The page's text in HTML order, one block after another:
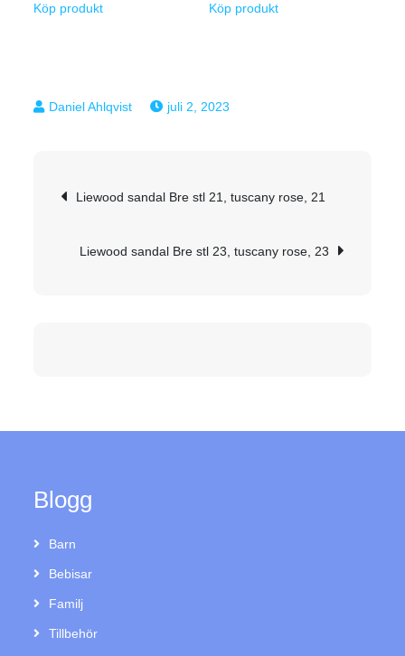
Köp produkt Köp produkt
juli 2, 2023
Inläggsnavigering
Liewood sandal Bre stl 21, tuscany rose, 21
Liewood sandal Bre stl 23, tuscany rose, 23
Blogg
Barn
Bebisar
Familj
Tillbehör